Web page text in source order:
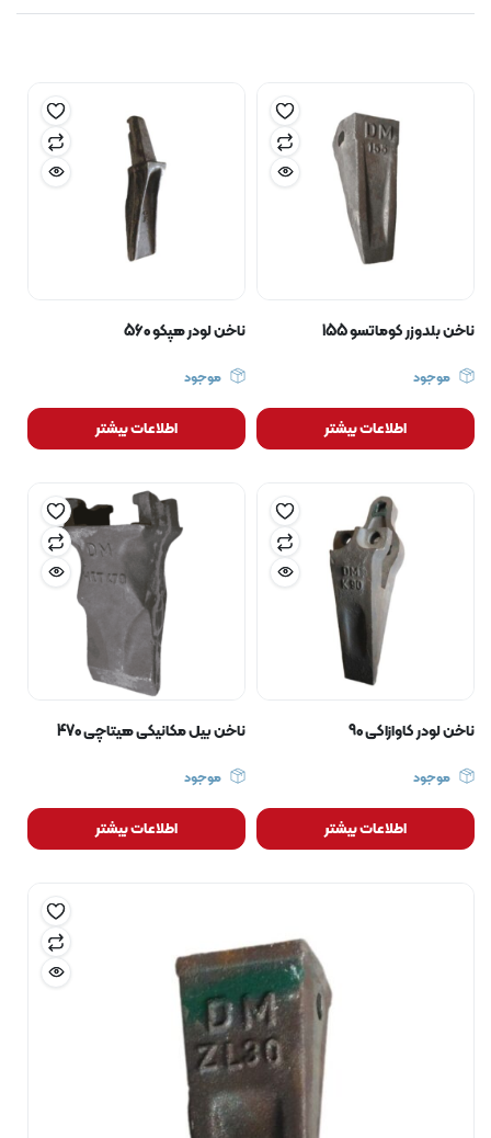
ناخن بلدوزر کوماتسو 155
موجود
اطلاعات بیشتر
ناخن لودر هپکو 560
موجود
اطلاعات بیشتر
ناخن لودر کاوازاکی 90
موجود
اطلاعات بیشتر
ناخن بیل مکانیکی هیتاچی 470
موجود
اطلاعات بیشتر